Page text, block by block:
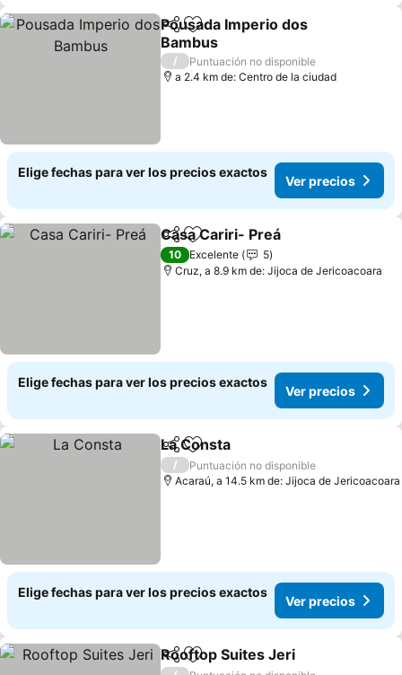
CompartirAgregar a favoritos
Pousada Imperio dos
Bambus
Ver precios
/
Puntuación no disponible
a 2.4 km de: Centro de la ciudad
Elige fechas para ver los precios exactos
Ver precios
CompartirAgregar a favoritos
Casa Cariri- Preá
10 Excelente
5
Cruz, a 8.9 km de: Jijoca de Jericoacoara
Elige fechas para ver los precios exactos
Ver precios
CompartirAgregar a favoritos
La Consta
/
Puntuación no disponible
Acaraú, a 14.5 km de: Jijoca de Jericoacoara
Elige fechas para ver los precios exactos
Ver precios
CompartirAgregar a favoritos
Rooftop Suites Jeri